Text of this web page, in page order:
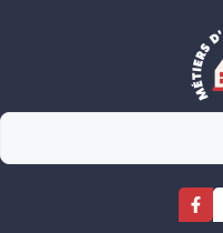
Rechercher